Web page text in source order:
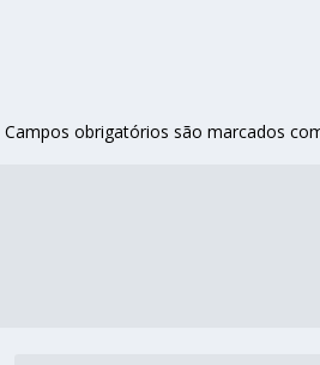
Campos obrigatórios são marcados